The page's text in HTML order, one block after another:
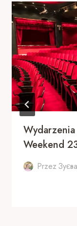
Weekend
Przez